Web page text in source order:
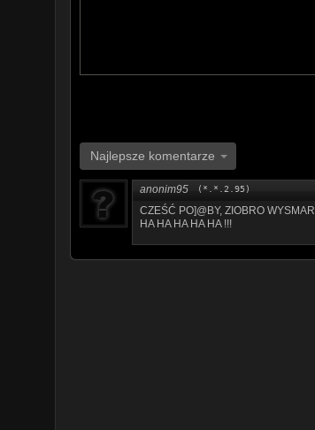
Najlepsze komentarze
anonim95 (*.*.2.95)
CZEŚĆ PO]@BY, ZIOBRO
HA HA HA HA HA !!!